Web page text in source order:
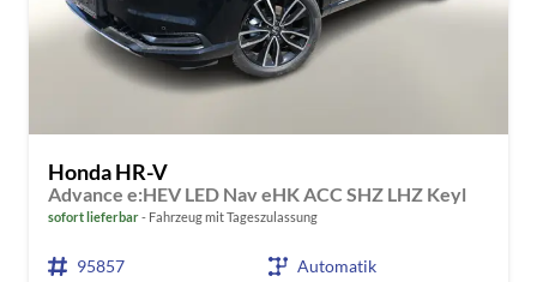
Honda HR-V
Advance e:HEV LED Nav eHK ACC SHZ LHZ Keyl
sofort lieferbar Fahrzeug mit Tageszulassung
95857
Automatik